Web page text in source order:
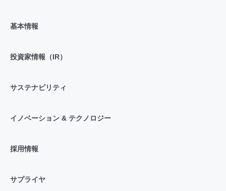
基本情報
投資家情報（IR）
サステナビリティ
イノベーション & テクノロジー
採用情報
サプライヤ